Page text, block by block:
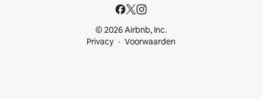
© 2026 Airbnb, Inc.
Privacy
Voorwaarden